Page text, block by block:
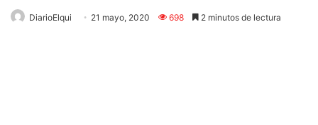
DiarioElqui 21 mayo, 2020 698 2 minutos de lectura